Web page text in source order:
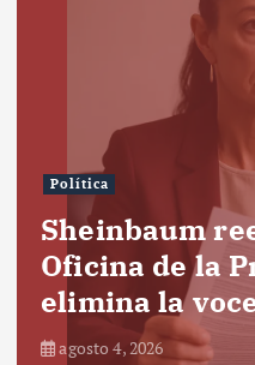
Política
Sheinbaum
Oficina de la
elimina la
agosto 4, 2026